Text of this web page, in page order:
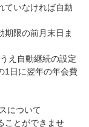
ていなければ自動
限の前月末日ま
え自動継続の設定
1日に翌年の年会費
について
ことができませ